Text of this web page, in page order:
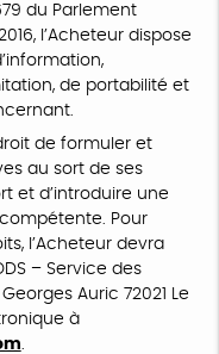
du Parlement
l’Acheteur dispose
de portabilité et
de formuler et
au sort de ses
et d’introduire une
Pour
l’Acheteur devra
– Service des
Auric 72021 Le
à
.